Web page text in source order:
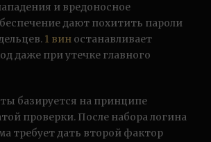
и вредоносное
дают похитить пароли
1 вин останавливает
даже при утечке главного
базируется на принципе
проверки. После набора логина
требует дать второй фактор